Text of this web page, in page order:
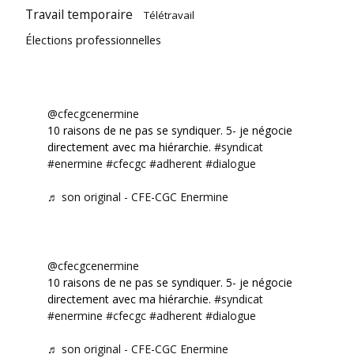
Travail temporaire Télétravail
Élections professionnelles
@cfecgcenermine
10 raisons de ne pas se syndiquer. 5- je négocie
directement avec ma hiérarchie. #syndicat
#enermine #cfecgc #adherent #dialogue
♬ son original - CFE-CGC Enermine
@cfecgcenermine
10 raisons de ne pas se syndiquer. 5- je négocie
directement avec ma hiérarchie. #syndicat
#enermine #cfecgc #adherent #dialogue
♬ son original - CFE-CGC Enermine